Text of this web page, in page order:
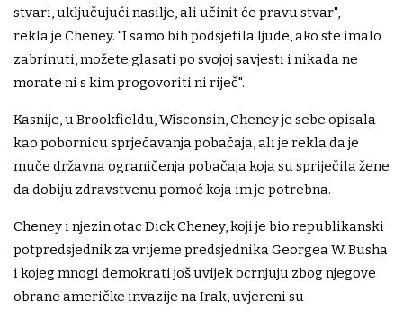
stvari, uključujući nasilje, ali učinit će pravu stvar",
rekla je Cheney. "I samo bih podsjetila ljude, ako ste imalo
zabrinuti, možete glasati po svojoj savjesti i nikada ne
morate ni s kim progovoriti ni riječ".
Kasnije, u Brookfieldu, Wisconsin, Cheney je sebe opisala
kao pobornicu sprječavanja pobačaja, ali je rekla da je
muče državna ograničenja pobačaja koja su spriječila žene
da dobiju zdravstvenu pomoć koja im je potrebna.
Cheney i njezin otac Dick Cheney, koji je bio republikanski
potpredsjednik za vrijeme predsjednika Georgea W. Busha
i kojeg mnogi demokrati još uvijek ocrnjuju zbog njegove
obrane američke invazije na Irak, uvjereni su